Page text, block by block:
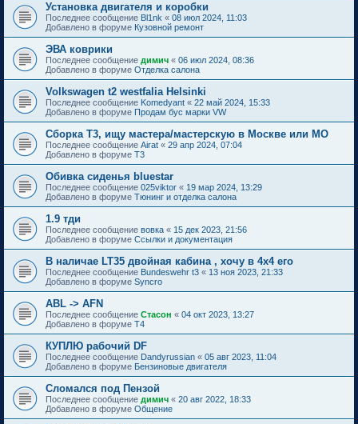
Установка двигателя и коробки
Последнее сообщение Bl1nk « 08 июл 2024, 11:03
Добавлено в форуме Кузовной ремонт
ЭВА коврики
Последнее сообщение димич « 06 июл 2024, 08:36
Добавлено в форуме Отделка салона
Volkswagen t2 westfalia Helsinki
Последнее сообщение Komedyant « 22 май 2024, 15:33
Добавлено в форуме Продам бус марки VW
Сборка Т3, ищу мастера/мастерскую в Москве или МО
Последнее сообщение Airat « 29 апр 2024, 07:04
Добавлено в форуме T3
Обивка сиденья bluestar
Последнее сообщение 025viktor « 19 мар 2024, 13:29
Добавлено в форуме Тюнинг и отделка салона
1.9 тди
Последнее сообщение вовка « 15 дек 2023, 21:56
Добавлено в форуме Ссылки и документация
В наличае LT35 двойная кабина , хочу в 4х4 его
Последнее сообщение Bundeswehr t3 « 13 ноя 2023, 21:33
Добавлено в форуме Syncro
ABL -> AFN
Последнее сообщение Стасон « 04 окт 2023, 13:27
Добавлено в форуме T4
КУПЛЮ рабочий DF
Последнее сообщение Dandyrussian « 05 авг 2023, 11:04
Добавлено в форуме Бензиновые двигателя
Сломался под Пензой
Последнее сообщение димич « 20 авг 2022, 18:33
Добавлено в форуме Общение